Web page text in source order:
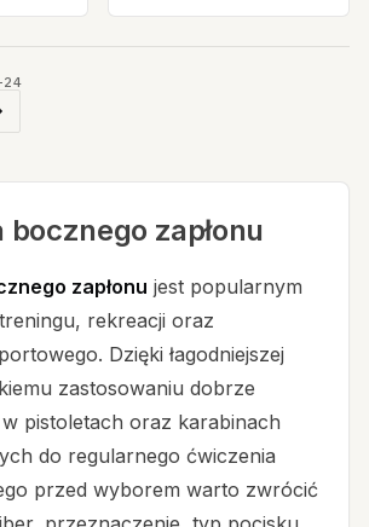
24
zapłonu
zapłonu jest popularnym
rekreacji oraz
Dzięki łagodniejszej
zastosowaniu dobrze
pistoletach oraz karabinach
do regularnego ćwiczenia
przed wyborem warto zwrócić